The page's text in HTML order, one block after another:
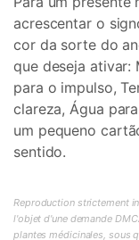
acrescentar o
cor da sorte do
que deseja ativar:
para o impulso,
clareza, Água
um pequeno
sentido.
Reproduction strictement
l'objet d'une demande
plantes médicinales, sous